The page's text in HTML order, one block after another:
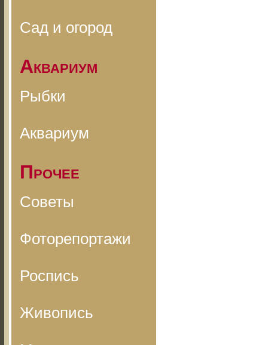
Сад и огород
Аквариум
Рыбки
Аквариум
Прочее
Советы
Фоторепортажи
Роспись
Живопись